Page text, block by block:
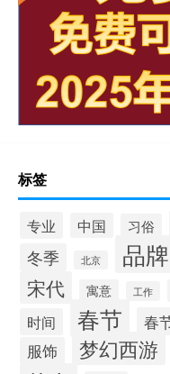
标签
专业 中国 习俗
冬季 北京 品牌
宋代 寓意 工作
时间 春节 春
服饰 梦幻西游